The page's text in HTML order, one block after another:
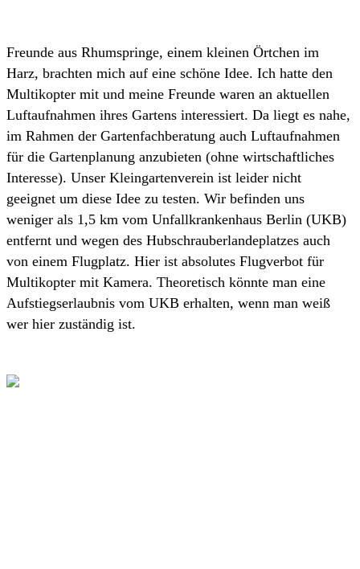
Freunde aus Rhumspringe, einem kleinen Örtchen im
Harz, brachten mich auf eine schöne Idee. Ich hatte den
Multikopter mit und meine Freunde waren an aktuellen
Luftaufnahmen ihres Gartens interessiert. Da liegt es nahe,
im Rahmen der Gartenfachberatung auch Luftaufnahmen
für die Gartenplanung anzubieten (ohne wirtschaftliches
Interesse). Unser Kleingartenverein ist leider nicht
geeignet um diese Idee zu testen. Wir befinden uns
weniger als 1,5 km vom Unfallkrankenhaus Berlin (UKB)
entfernt und wegen des Hubschrauberlandeplatzes auch
von einem Flugplatz. Hier ist absolutes Flugverbot für
Multikopter mit Kamera. Theoretisch könnte man eine
Aufstiegserlaubnis vom UKB erhalten, wenn man weiß
wer hier zuständig ist.